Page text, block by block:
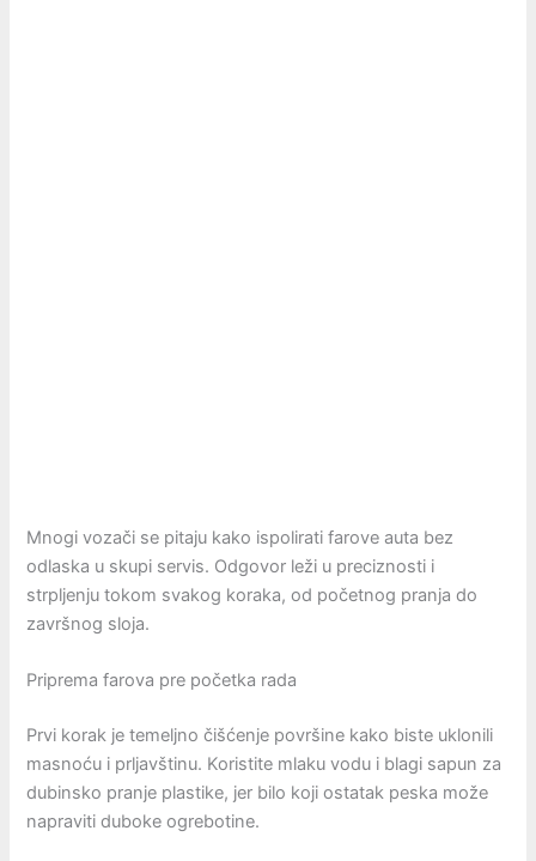
Mnogi vozači se pitaju kako ispolirati farove auta bez
odlaska u skupi servis. Odgovor leži u preciznosti i
strpljenju tokom svakog koraka, od početnog pranja do
završnog sloja.
Priprema farova pre početka rada
Prvi korak je temeljno čišćenje površine kako biste uklonili
masnoću i prljavštinu. Koristite mlaku vodu i blagi sapun za
dubinsko pranje plastike, jer bilo koji ostatak peska može
napraviti duboke ogrebotine.